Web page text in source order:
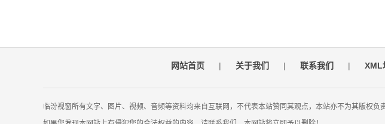
网站首页 | 关于我们 | 联系我们 | XML
临汾视窗所有文字、图片、视频、音频等资料均来自互联网，不代表本站赞同其观点，本站亦不为其版权